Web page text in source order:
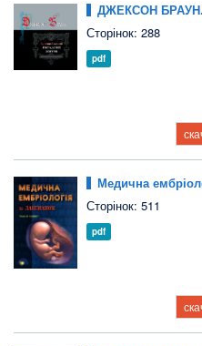
ДЖЕКСОН БРАУН.
Сторінок: 288
pdf
Медична
Сторінок: 511
pdf